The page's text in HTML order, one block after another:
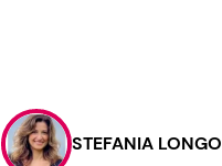
Contattaci
PubblicitàSTEFANIA LONGO